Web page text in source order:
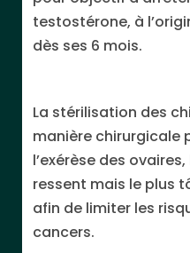
testostérone, à
dès ses 6 mois.
La stérilisation des
manière chirurgicale
l’exérèse des
ressent mais le plus
afin de limiter les
cancers.